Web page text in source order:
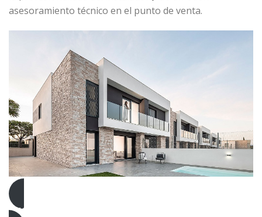
asesoramiento técnico en el punto de venta.
nuestros productos